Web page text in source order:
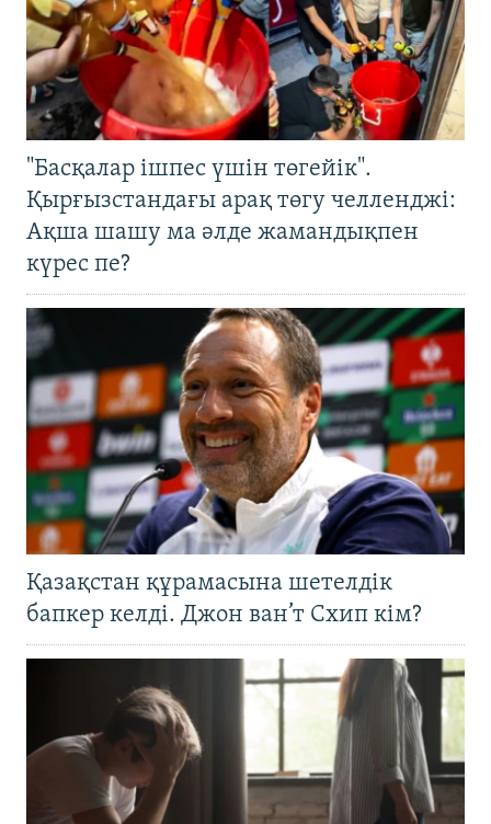
"Басқалар ішпес үшін төгейік".
Қырғызстандағы арақ төгу челленджі:
Ақша шашу ма әлде жамандықпен
күрес пе?
Қазақстан құрамасына шетелдік
бапкер келді. Джон ван’т Схип кім?